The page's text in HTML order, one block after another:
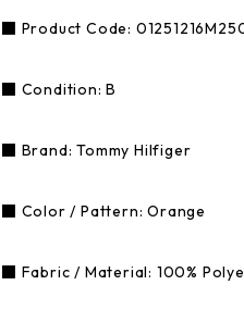
■ Product Code:
■ Condition: B
■ Brand: Tommy Hilfiger
■ Color / Pattern: Orange
■ Fabric / Material: 100%